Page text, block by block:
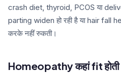
crash diet, thyroid, PCOS या
parting widen हो रही है या hair fall
करके नहीं रुकती।
Homeopathy कहां fit होती